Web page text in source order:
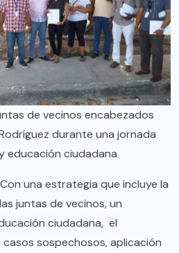
de vecinos encabezados
durante una jornada
educación ciudadana
una estrategia que incluye la
juntas de vecinos, un
ciudadana, el
sospechosos, aplicación